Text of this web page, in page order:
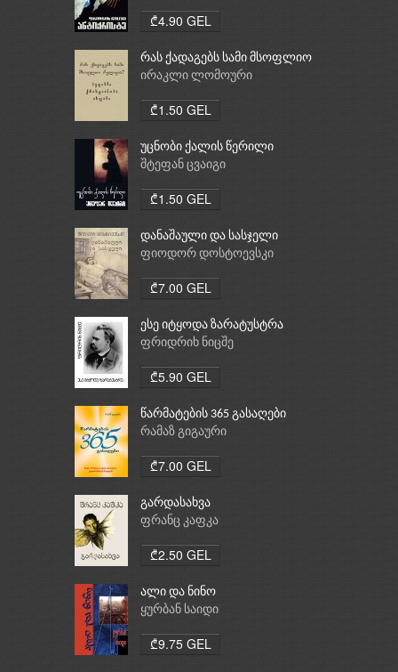
₾4.90 GEL
რას ქადაგებს სამი მსოფლიო
რელიგია: ბუდიზმი,
ირაკლი ლომოური
₾1.50 GEL
უცნობი ქალის წერილი
შტეფან ცვაიგი
₾1.50 GEL
დანაშაული და სასჯელი
ფიოდორ დოსტოევსკი
₾7.00 GEL
ესე იტყოდა ზარატუსტრა
ფრიდრიხ ნიცშე
₾5.90 GEL
წარმატების 365 გასაღები
რამაზ გიგაური
₾7.00 GEL
გარდასახვა
ფრანც კაფკა
₾2.50 GEL
ალი და ნინო
ყურბან საიდი
₾9.75 GEL